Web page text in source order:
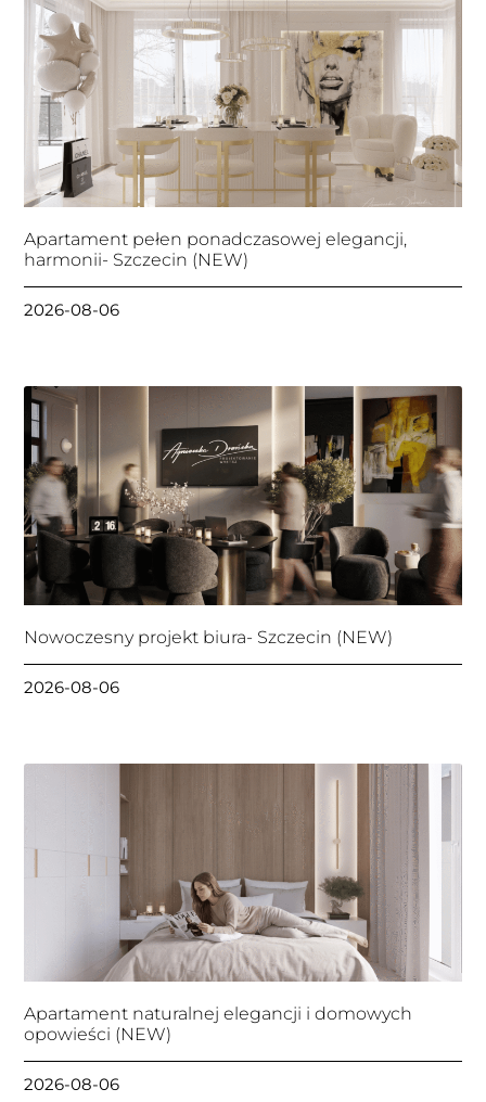
Apartament pełen ponadczasowej elegancji,
harmonii- Szczecin (NEW)
2026-08-06
Nowoczesny projekt biura- Szczecin (NEW)
2026-08-06
Apartament naturalnej elegancji i domowych
opowieści (NEW)
2026-08-06